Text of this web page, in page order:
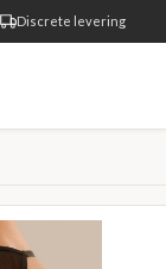
Discrete levering